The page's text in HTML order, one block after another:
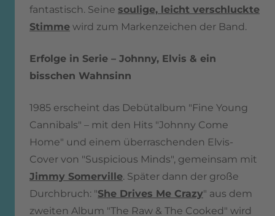
fantastisch. Seine soulige, leicht verschluckte
Stimme wird zum Markenzeichen der Band.
Erfolge in Serie – Johnny, Elvis & ein
bisschen Wahnsinn
1985 erscheint das Debütalbum "Fine Young
Cannibals" – mit den Hits "Johnny Come
Home" und einem überraschenden Elvis-
Cover von "Suspicious Minds", gemeinsam mit
Jimmy Somerville. Später dann der große
Durchbruch: "She Drives Me Crazy" aus dem
zweiten Album "The Raw & The Cooked" wird